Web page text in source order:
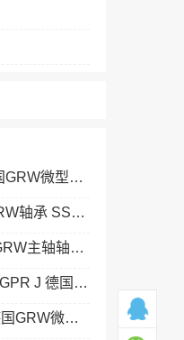
6901-2ZF GPR E 德国GRW微型轴承 SSF688-2Z ABEC5 K25 GPR J
F6901 GPR E 德国GRW轴承 SS693-2Z GPR J
SS6901 GPR J 德国GRW主轴轴承 129+KAF
SS6901-2ZF ABEC1 GPR J 德国GRW高精密轴承 SS681 C10/15 GPR J
S6901-2RS GPR J 德国GRW微型轴承 SS685 C14/20 GPR J